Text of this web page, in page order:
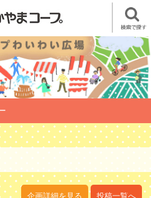
企画詳細を見る 投稿一覧へ